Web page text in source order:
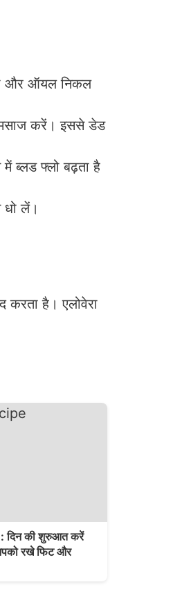
और ऑयल निकल
मसाज करें। इससे डेड
ब्लड फ्लो बढ़ता है
धो लें।
है। एलोवेरा
की शुरुआत करें
रखे फिट और